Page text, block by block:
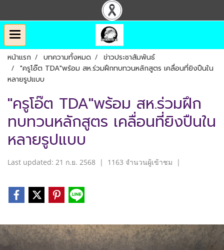
หน้าแรก บทความทั้งหมด
ข่าวประชาสัมพันธ์
"ครูโอ๊ต TDA"พร้อม สห.ร่วมฝึกทบทวนหลักสูตร เคลื่อนที่ยิงปืนใน
หลายรูปแบบ
"ครูโอ๊ต TDA"พร้อม สห.ร่วมฝึก
ทบทวนหลักสูตร เคลื่อนที่ยิงปืนใน
หลายรูปแบบ
Last updated: 21 ก.ย. 2568 | 1163 จำนวนผู้เข้าชม |